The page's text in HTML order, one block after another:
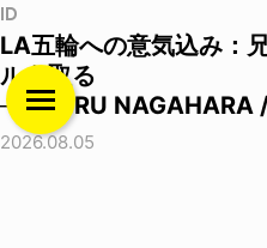
ID
LA五輪への意気込み：
ルを取る
──IZURU NAGAHARA
2026.08.05